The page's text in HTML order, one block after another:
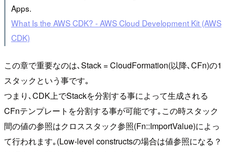
Apps.
What Is the AWS CDK? - AWS Cloud Development Kit (AWS
CDK)
この章で重要なのは､Stack = CloudFormation(以降､CFn)の1
スタックという事です｡
つまり､CDK上でStackを分割する事によって生成される
CFnテンプレートを分割する事が可能です｡この時スタック
間の値の参照はクロススタック参照(Fn::ImportValue)によっ
て行われます｡(Low-level constructsの場合は値参照になる？